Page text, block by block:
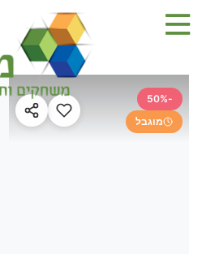
-50%
מוגבל